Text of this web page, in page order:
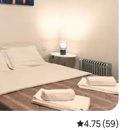
평점 4.75점
4.75 (59)